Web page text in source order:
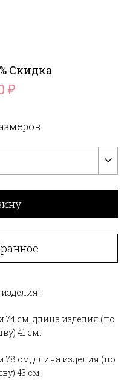
Скидка
₽
74 см, длина изделия (по
41 см.
78 см, длина изделия (по
43 см.